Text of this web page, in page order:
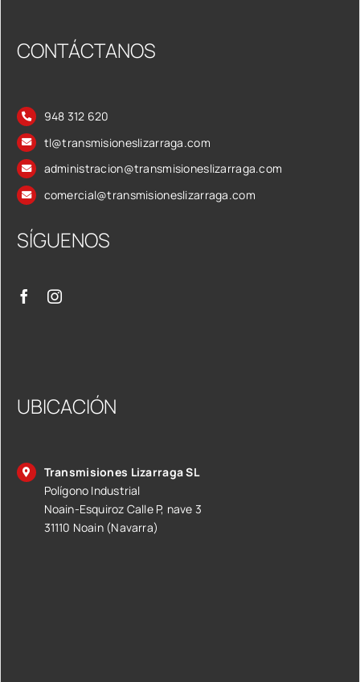
CONTÁCTANOS
948 312 620
tl@transmisioneslizarraga.com
administracion@transmisioneslizarraga.com
comercial@transmisioneslizarraga.com
SÍGUENOS
UBICACIÓN
Transmisiones Lizarraga SL
Polígono Industrial
Noain-Esquiroz Calle P, nave 3
31110 Noain (Navarra)